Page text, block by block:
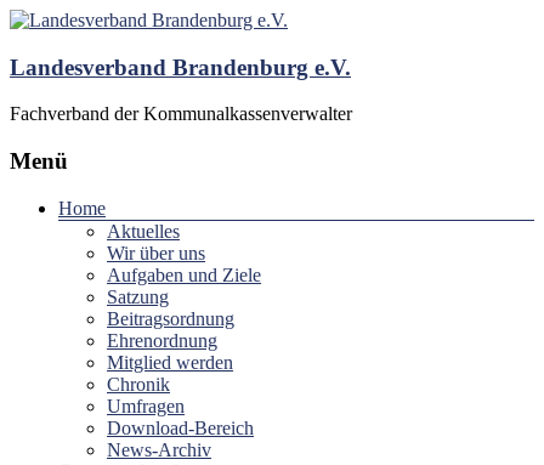
Landesverband Brandenburg e.V.
Fachverband der Kommunalkassenverwalter
Menü
Home
Aktuelles
Wir über uns
Aufgaben und Ziele
Satzung
Beitragsordnung
Ehrenordnung
Mitglied werden
Chronik
Umfragen
Download-Bereich
News-Archiv